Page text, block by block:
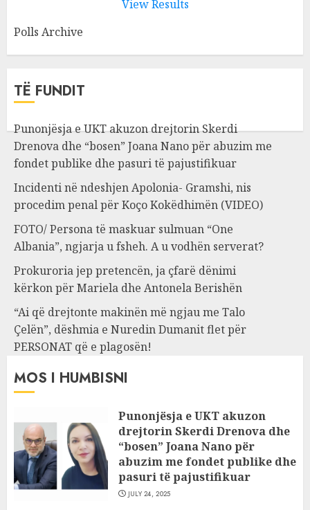
View Results
Polls Archive
TË FUNDIT
Punonjësja e UKT akuzon drejtorin Skerdi
Drenova dhe “bosen” Joana Nano për abuzim me
fondet publike dhe pasuri të pajustifikuar
Incidenti në ndeshjen Apolonia- Gramshi, nis
procedim penal për Koço Kokëdhimën (VIDEO)
FOTO/ Persona të maskuar sulmuan “One
Albania”, ngjarja u fsheh. A u vodhën serverat?
Prokuroria jep pretencën, ja çfarë dënimi
kërkon për Mariela dhe Antonela Berishën
“Ai që drejtonte makinën më ngjau me Talo
Çelën”, dëshmia e Nuredin Dumanit flet për
PERSONAT që e plagosën!
MOS I HUMBISNI
Punonjësja e UKT akuzon
drejtorin Skerdi Drenova dhe
“bosen” Joana Nano për
abuzim me fondet publike dhe
pasuri të pajustifikuar
JULY 24, 2025